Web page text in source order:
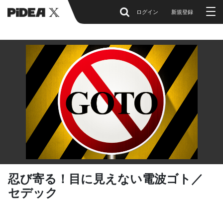
ログイン 新規登録
忍び寄る！目に見えない電波ゴト／
セデック